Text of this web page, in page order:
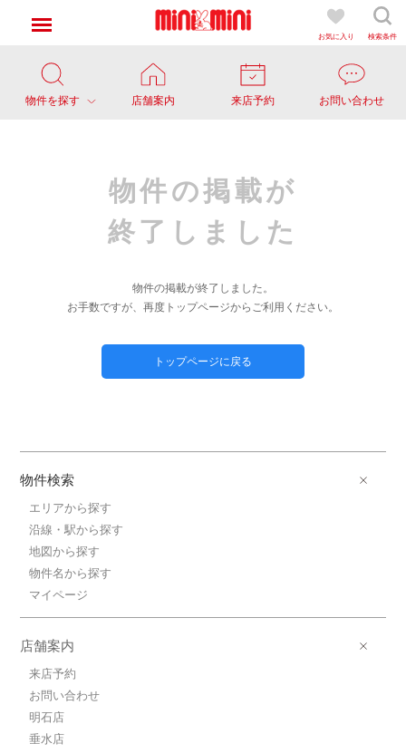
お気に入り 検索条件
物件を探す 店舗案内 来店予約 お問い合わせ
物件の掲載が
終了しました
物件の掲載が終了しました。
お手数ですが、再度トップページからご利用ください。
トップページに戻る
物件検索
エリアから探す
沿線・駅から探す
地図から探す
物件名から探す
マイページ
店舗案内
来店予約
お問い合わせ
明石店
垂水店